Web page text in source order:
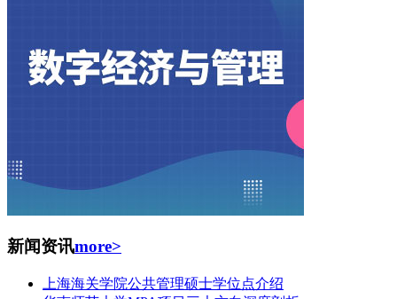
新闻资讯more>
上海海关学院公共管理硕士学位点介绍